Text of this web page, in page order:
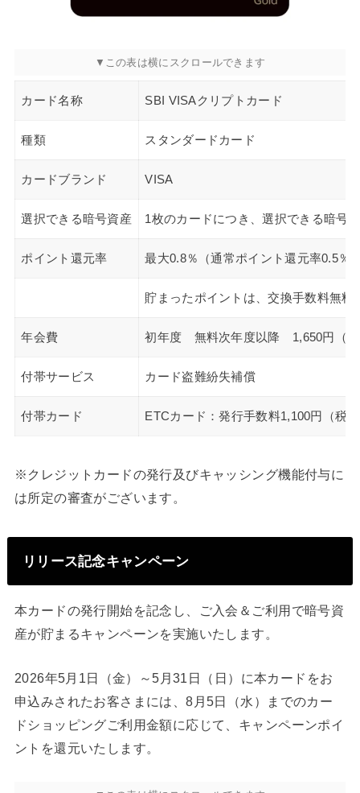
カード名称 SBI VISAクリプトカード
種類 スタンダードカード
カードブランド VISA
選択できる暗号資産 1枚のカードにつき、選択できる暗号
ポイント還元率 最大0.8％（通常ポイント還元率0.5％
貯まったポイントは、交換手数料無
年会費 初年度 無料次年度以降 1,650円（税
付帯サービス カード盗難紛失補償
付帯カード ETCカード：発行手数料1,100円（税
※クレジットカードの発行及びキャッシング機能付与に
は所定の審査がございます。
リリース記念キャンペーン
本カードの発行開始を記念し、ご入会＆ご利用で暗号資
産が貯まるキャンペーンを実施いたします。
2026年5月1日（金）～5月31日（日）に本カードをお
申込みされたお客さまには、8月5日（水）までのカー
ドショッピングご利用金額に応じて、キャンペーンポイ
ントを還元いたします。